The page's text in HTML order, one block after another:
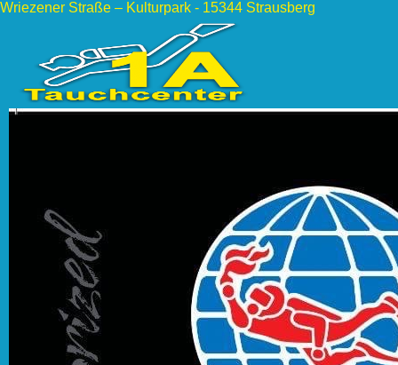
Wriezener Straße – Kulturpark - 15344 Strausberg